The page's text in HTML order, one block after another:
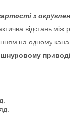
з
відстань між
на одному